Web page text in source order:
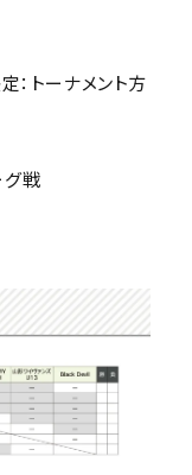
：トーナメント方
グ戦